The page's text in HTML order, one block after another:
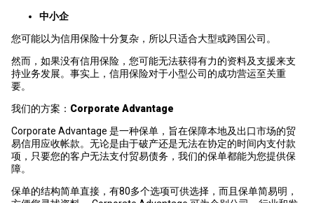
中小企
您可能以为信用保险十分复杂，所以只适合大型或跨国公司。
然而，如果没有信用保险，您可能无法获得有力的资料及支援来支
持业务发展。事实上，信用保险对于小型公司的成功营运至关重
要。
我们的方案： Corporate Advantage
Corporate Advantage 是一种保单，旨在保障本地及出口市场的贸
易信用应收帐款。无论是由于破产还是无法在协定的时间内支付款
项，只要您的客户无法支付贸易债务，我们的保单都能为您提供保
障。
保单的结构简单直接，有80多个选项可供选择，而且保单简易明，